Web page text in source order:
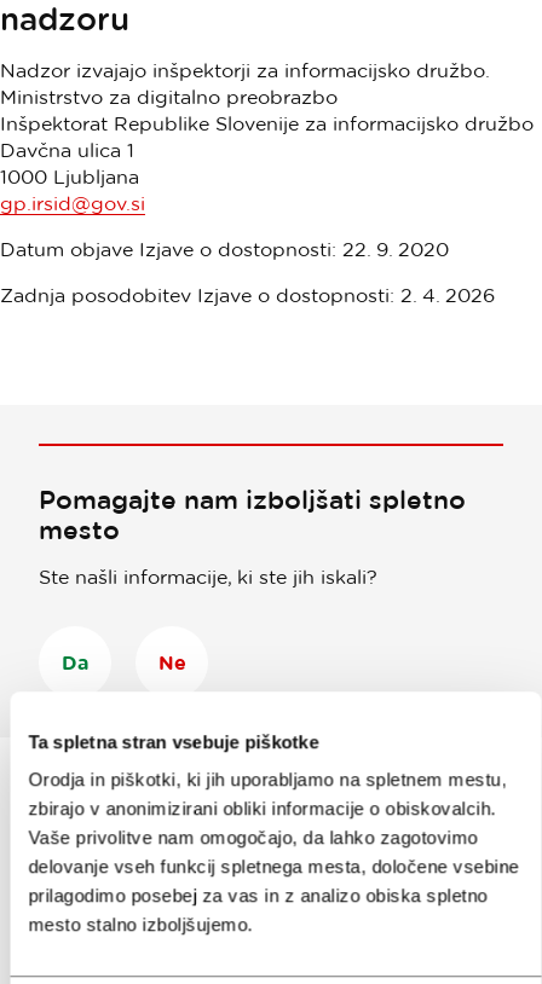
Ta spletna stran vsebuje piškotke
Orodja in piškotki, ki jih uporabljamo na spletnem mestu,
zbirajo v anonimizirani obliki informacije o obiskovalcih.
Vaše privolitve nam omogočajo, da lahko zagotovimo
delovanje vseh funkcij spletnega mesta, določene vsebine
prilagodimo posebej za vas in z analizo obiska spletno
mesto stalno izboljšujemo.
nadzoru
Nadzor izvajajo inšpektorji za informacijsko družbo.
Ministrstvo za digitalno preobrazbo
Inšpektorat Republike Slovenije za informacijsko družbo
Davčna ulica 1
1000 Ljubljana
gp.irsid@gov.si
Datum objave Izjave o dostopnosti: 22. 9. 2020
Zadnja posodobitev Izjave o dostopnosti: 2. 4. 2026
Pomagajte nam izboljšati spletno
mesto
Ste našli informacije, ki ste jih iskali?
Da Ne
Prijavi se nae-novice
Ali nam sledi na: